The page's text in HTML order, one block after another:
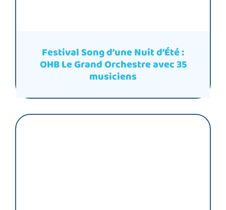
Festival Song d’une Nuit d’Été :
OHB Le Grand Orchestre avec 35
musiciens